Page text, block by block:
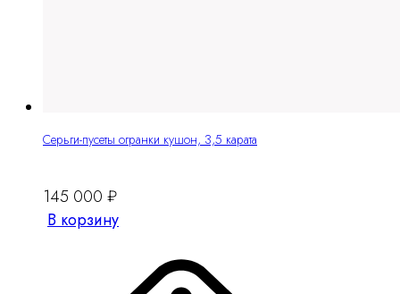
Серьги-пусеты огранки кушон, 3,5 карата
145 000 ₽
В корзину